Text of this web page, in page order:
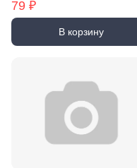
79 ₽
В корзину